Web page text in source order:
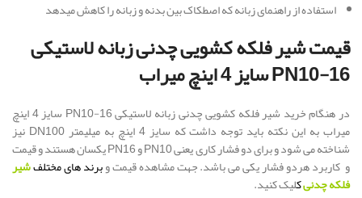
استفاده از راهنمای زبانه که اصطکاک بین بدنه و زبانه را کاهش میدهد
قیمت شیر فلکه کشویی چدنی زبانه لاستیکی
PN10-16 سایز 4 اینچ میراب
در هنگام خرید شیر فلکه کشویی چدنی زبانه لاستیکی PN10-16 سایز 4 اینچ
میراب به این نکته باید توجه داشت که سایز 4 اینچ به میلیمتر DN100 نیز
شناخته می شود و برای دو فشار کاری یعنی PN10 و PN16 یکسان هستند و قیمت
و کاربرد هردو فشار یکی می باشد. جهت مشاهده قیمت وبرند های مختلفشیر
فلکه چدنیکلیک کنید.